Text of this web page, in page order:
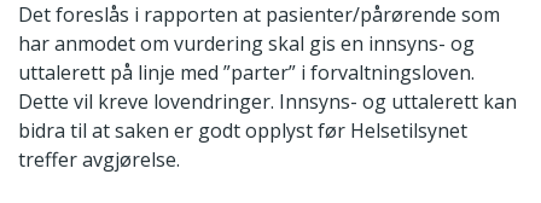
Det foreslås i rapporten at pasienter/pårørende som
har anmodet om vurdering skal gis en innsyns- og
uttalerett på linje med ”parter” i forvaltningsloven.
Dette vil kreve lovendringer. Innsyns- og uttalerett kan
bidra til at saken er godt opplyst før Helsetilsynet
treffer avgjørelse.